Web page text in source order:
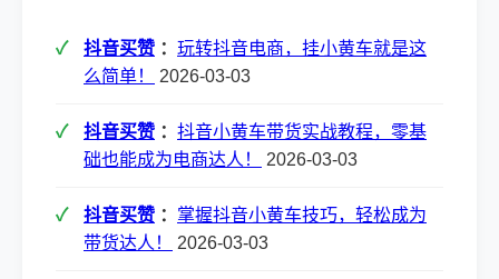
抖音买赞 ： 玩转抖音电商，挂小黄车就是这
么简单！
2026-03-03
抖音买赞 ： 抖音小黄车带货实战教程，零基
础也能成为电商达人！
2026-03-03
抖音买赞 ： 掌握抖音小黄车技巧，轻松成为
带货达人！
2026-03-03